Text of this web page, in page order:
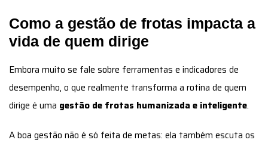
Como a gestão de frotas impacta a
vida de quem dirige
Embora muito se fale sobre ferramentas e indicadores de
desempenho, o que realmente transforma a rotina de quem
dirige é uma gestão de frotas humanizada e inteligente.
A boa gestão não é só feita de metas: ela também escuta os